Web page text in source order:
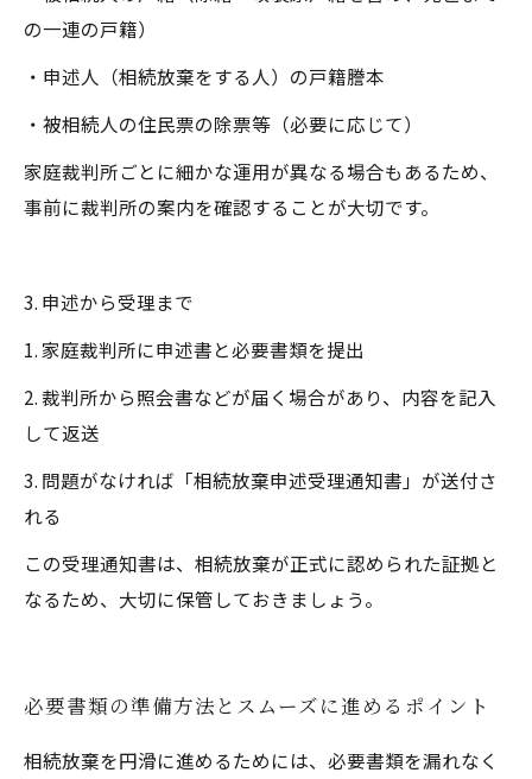
の一連の戸籍）
・申述人（相続放棄をする人）の戸籍謄本
・被相続人の住民票の除票等（必要に応じて）
家庭裁判所ごとに細かな運用が異なる場合もあるため、
事前に裁判所の案内を確認することが大切です。
3. 申述から受理まで
1. 家庭裁判所に申述書と必要書類を提出
2. 裁判所から照会書などが届く場合があり、内容を記入
して返送
3. 問題がなければ「相続放棄申述受理通知書」が送付さ
れる
この受理通知書は、相続放棄が正式に認められた証拠と
なるため、大切に保管しておきましょう。
必要書類の準備方法とスムーズに進めるポイント
相続放棄を円滑に進めるためには、必要書類を漏れなく